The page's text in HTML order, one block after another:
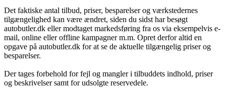
Det faktiske antal tilbud, priser, besparelser og værkstedernes
tilgængelighed kan være ændret, siden du sidst har besøgt
autobutler.dk eller modtaget markedsføring fra os via eksempelvis e-
mail, online eller offline kampagner m.m. Opret derfor altid en
opgave på autobutler.dk for at se de aktuelle tilgængelig priser og
besparelser.
Der tages forbehold for fejl og mangler i tilbuddets indhold, priser
og beskrivelser samt for udsolgte reservedele.